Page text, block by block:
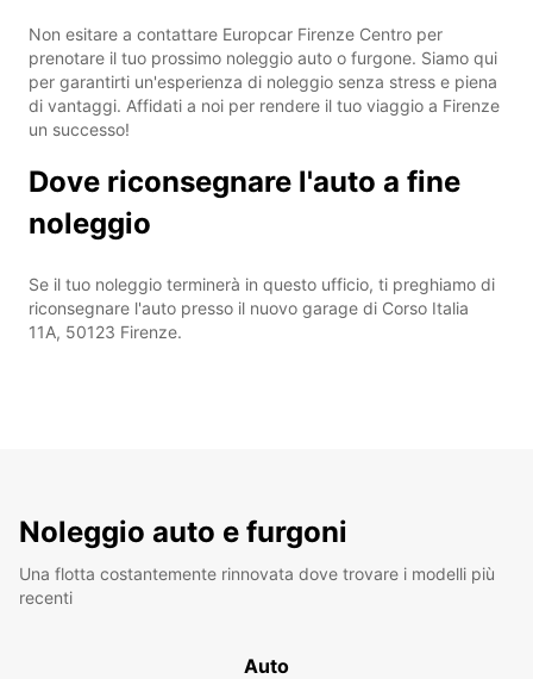
Non esitare a contattare Europcar Firenze Centro per
prenotare il tuo prossimo noleggio auto o furgone. Siamo qui
per garantirti un'esperienza di noleggio senza stress e piena
di vantaggi. Affidati a noi per rendere il tuo viaggio a Firenze
un successo!
Dove riconsegnare l'auto a fine
noleggio
Se il tuo noleggio terminerà in questo ufficio, ti preghiamo di
riconsegnare l'auto presso il nuovo garage di Corso Italia
11A, 50123 Firenze.
Noleggio auto e furgoni
Una flotta costantemente rinnovata dove trovare i modelli più
recenti
Auto